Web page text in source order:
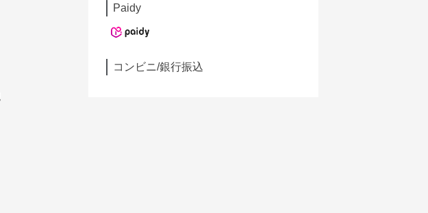
Paidy
コンビニ/銀行振込